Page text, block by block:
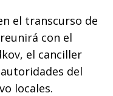
el transcurso de
con el
el canciller
del
locales.